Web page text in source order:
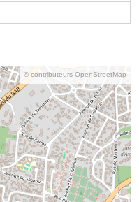
© contributeurs OpenStreetMap